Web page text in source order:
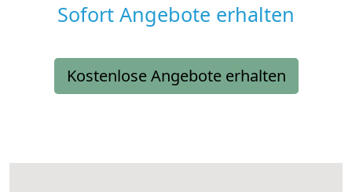
Sofort Angebote erhalten
Kostenlose Angebote erhalten